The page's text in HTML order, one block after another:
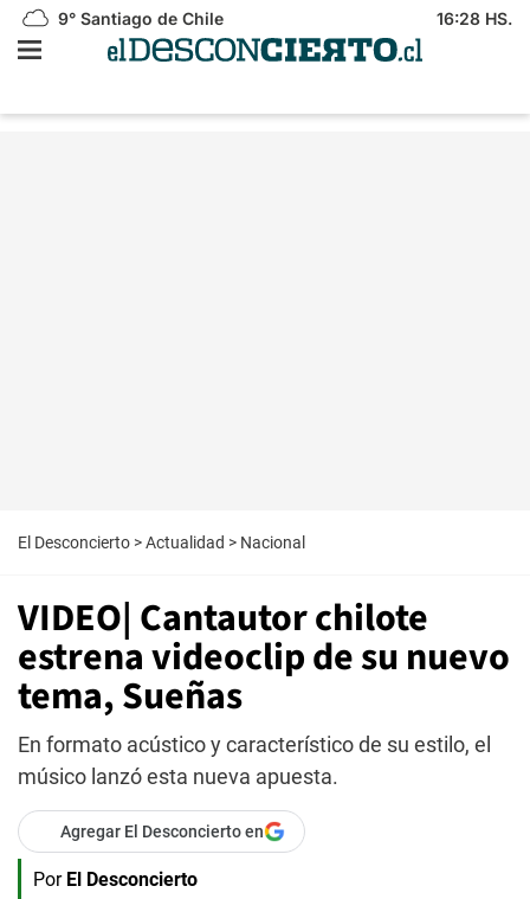
9° Santiago de Chile 16:28 HS.
El Desconcierto >Actualidad > Nacional
VIDEO| Cantautor chilote
estrena videoclip de su nuevo
tema, Sueñas
En formato acústico y característico de su estilo, el
músico lanzó esta nueva apuesta.
Agregar El Desconcierto en
Por El Desconcierto